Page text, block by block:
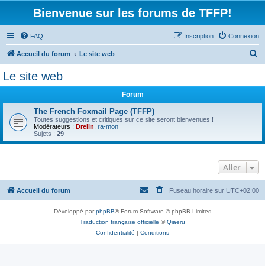
Bienvenue sur les forums de TFFP!
FAQ Connexion
Inscription
Accueil du forum Le site web
r
Le site web
Forum
The French Foxmail Page (TFFP)
Toutes suggestions et critiques sur ce site seront bienvenues !
Modérateurs : Drelin ra-mon
Sujets : 29
Aller
Accueil du forum Fuseau horaire sur UTC+02:00
Développé parphpBB® Forum Software © phpBB Limited
Traduction française officielle ©Qiaeru
Confidentialité | Conditions